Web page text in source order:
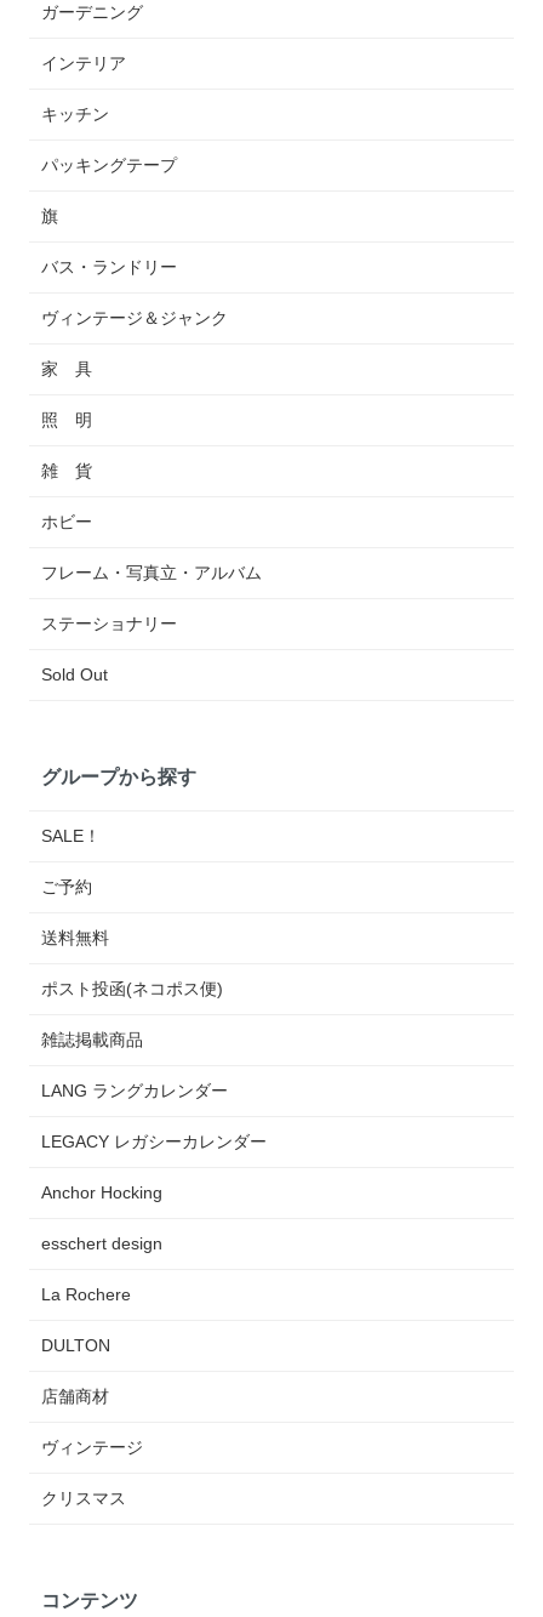
ガーデニング
インテリア
キッチン
パッキングテープ
旗
バス・ランドリー
ヴィンテージ＆ジャンク
家 具
照 明
雑 貨
ホビー
フレーム・写真立・アルバム
ステーショナリー
Sold Out
グループから探す
SALE！
ご予約
送料無料
ポスト投函(ネコポス便)
雑誌掲載商品
LANG ラングカレンダー
LEGACY レガシーカレンダー
Anchor Hocking
esschert design
La Rochere
DULTON
店舗商材
ヴィンテージ
クリスマス
コンテンツ